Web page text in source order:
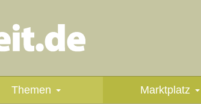
Themen Marktplatz